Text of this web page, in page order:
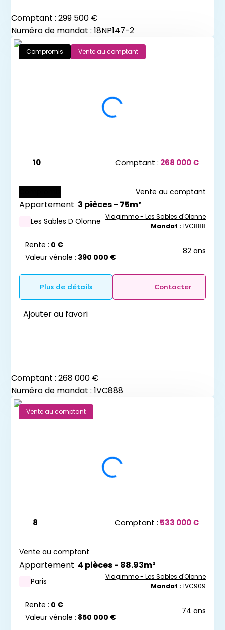
Comptant : 299 500 €
Numéro de mandat : 18NP147-2
Compromis Vente au comptant
10 Comptant : 268 000 €
Vente au comptant
Appartement 3 pièces - 75m²
Les Sables D Olonne Viagimmo - Les Sables d'Olonne
Mandat : 1VC888
Rente : 0 €
Valeur vénale : 390 000 €
82 ans
Plus de détails Contacter
Ajouter au favori
Comptant : 268 000 €
Numéro de mandat : 1VC888
Vente au comptant
8 Comptant : 533 000 €
Vente au comptant
Appartement 4 pièces - 88.93m²
Paris
Viagimmo - Les Sables d'Olonne
Mandat : 1VC909
Rente : 0 €
Valeur vénale : 850 000 €
74 ans